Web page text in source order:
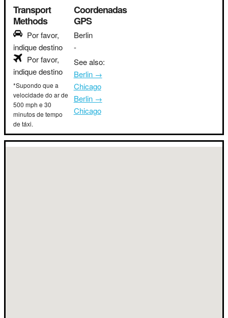
Transport
Methods
Por favor,
indique destino
Por favor,
indique destino
*Supondo que a
velocidade do ar de
500 mph e 30
minutos de tempo
de táxi.
Coordenadas
GPS
Berlin
-
See also:
Berlin →
Chicago
Berlin →
Chicago